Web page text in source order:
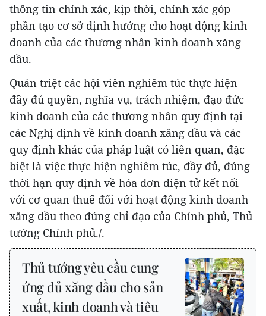
thông tin chính xác, kịp thời, chính xác góp
phần tạo cơ sở định hướng cho hoạt động kinh
doanh của các thương nhân kinh doanh xăng
dầu.
Quán triệt các hội viên nghiêm túc thực hiện
đầy đủ quyền, nghĩa vụ, trách nhiệm, đạo đức
kinh doanh của các thương nhân quy định tại
các Nghị định về kinh doanh xăng dầu và các
quy định khác của pháp luật có liên quan, đặc
biệt là việc thực hiện nghiêm túc, đầy đủ, đúng
thời hạn quy định về hóa đơn điện tử kết nối
với cơ quan thuế đối với hoạt động kinh doanh
xăng dầu theo đúng chỉ đạo của Chính phủ, Thủ
tướng Chính phủ./.
Thủ tướng yêu cầu cung
ứng đủ xăng dầu cho sản
xuất, kinh doanh và tiêu